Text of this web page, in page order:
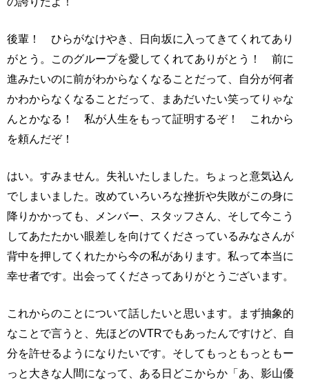
後輩！ ひらがなけやき、日向坂に入ってきてくれてあり
がとう。このグループを愛してくれてありがとう！ 前に
進みたいのに前がわからなくなることだって、自分が何者
かわからなくなることだって、まあだいたい笑ってりゃな
んとかなる！ 私が人生をもって証明するぞ！ これから
を頼んだぞ！
はい。すみません。失礼いたしました。ちょっと意気込ん
でしまいました。改めていろいろな挫折や失敗がこの身に
降りかかっても、メンバー、スタッフさん、そして今こう
してあたたかい眼差しを向けてくださっているみなさんが
背中を押してくれたから今の私があります。私って本当に
幸せ者です。出会ってくださってありがとうございます。
これからのことについて話したいと思います。まず抽象的
なことで言うと、先ほどのVTRでもあったんですけど、自
分を許せるようになりたいです。そしてもっともっともー
っと大きな人間になって、ある日どこからか「あ、影山優